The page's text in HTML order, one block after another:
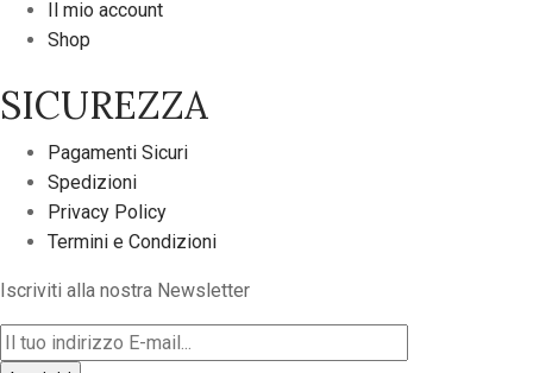
Il mio account
Shop
SICUREZZA
Pagamenti Sicuri
Spedizioni
Privacy Policy
Termini e Condizioni
Iscriviti alla nostra Newsletter